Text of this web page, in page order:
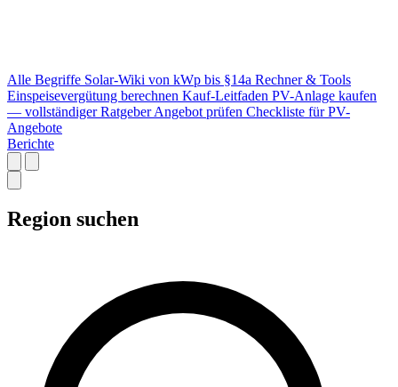
Alle Begriffe Solar-Wiki von kWp bis §14a Rechner & Tools
Einspeisevergütung berechnen Kauf-Leitfaden PV-Anlage kaufen
— vollständiger Ratgeber Angebot prüfen Checkliste für PV-
Angebote
Berichte
Region suchen